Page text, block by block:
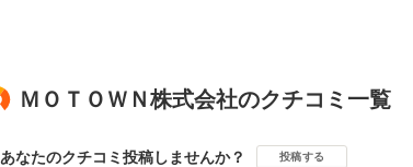
ＭＯＴＯＷＮ株式会社のクチコミ一覧
あなたのクチコミ投稿しませんか？ 投稿する